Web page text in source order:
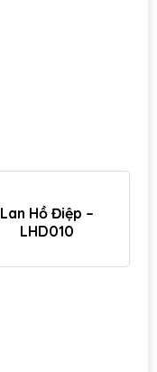
Lan Hồ Điệp –
LHD010